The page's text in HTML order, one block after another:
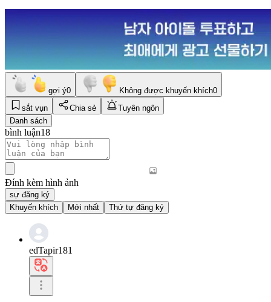
gợi ý0 Không được khuyến khích0
sắt vụn
Chia sẻ
Tuyên ngôn
Danh sách
bình luận18
Đính kèm hình ảnh
sự đăng ký
Khuyến khích
Mới nhất Thứ tự đăng ký
edTapir181